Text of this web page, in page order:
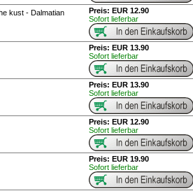
kust - Dalmatian
Preis: EUR 12.90
Sofort lieferbar
Preis: EUR 13.90
Sofort lieferbar
Preis: EUR 13.90
Sofort lieferbar
Preis: EUR 12.90
Sofort lieferbar
Preis: EUR 19.90
Sofort lieferbar